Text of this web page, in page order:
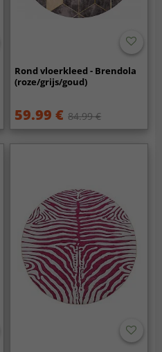
Rond vloerkleed - Brendola
(roze/grijs/goud)
59.99 € 84.99 €